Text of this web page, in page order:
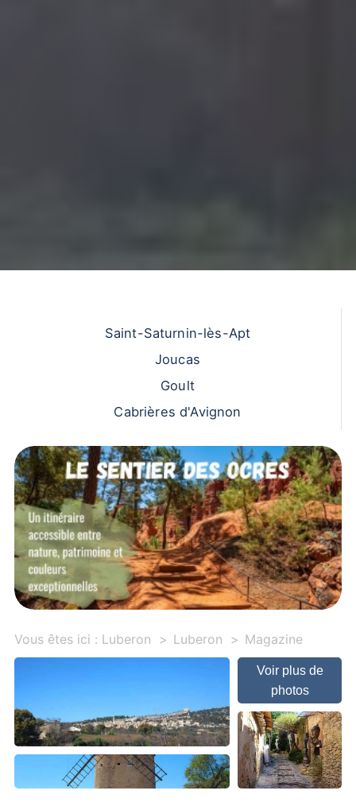
Saint-Saturnin-lès-Apt
Joucas
Goult
Cabrières d'Avignon
Vous êtes ici : Luberon Luberon Magazine
Voir plus de
photos